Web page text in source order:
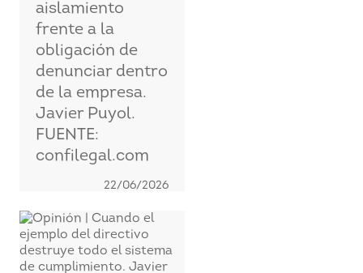
aislamiento
frente a la
obligación de
denunciar dentro
de la empresa.
Javier Puyol.
FUENTE:
confilegal.com
22/06/2026